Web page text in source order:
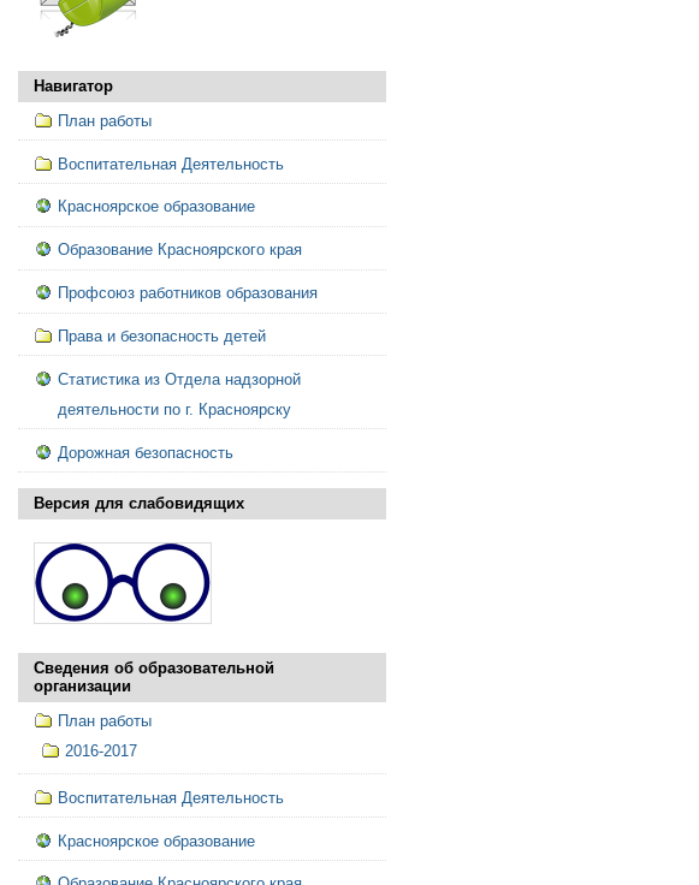
Навигатор
План работы
Воспитательная Деятельность
Красноярское образование
Образование Красноярского края
Профсоюз работников образования
Права и безопасность детей
Статистика из Отдела надзорной
деятельности по г. Красноярску
Дорожная безопасность
Версия для слабовидящих
Сведения об образовательной
организации
План работы
2016-2017
Воспитательная Деятельность
Красноярское образование